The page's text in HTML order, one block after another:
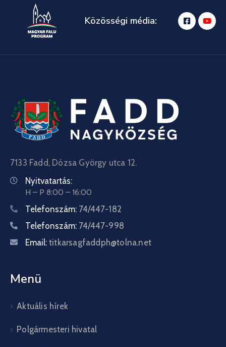
Közösségi média:
7133 Fadd, Dózsa György utca 12.
Nyitvatartás:
H – P 8:00 – 16:00
Telefonszám: 74/447-182
Telefonszám: 74/447-998
Email: titkarsagfaddph@tolna.net
Menü
Aktuális hírek
Polgármesteri hivatal